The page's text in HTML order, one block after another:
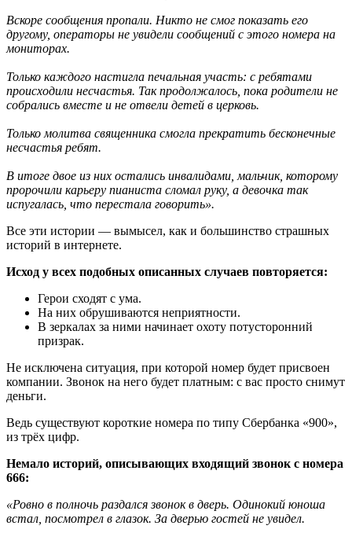
Вскоре сообщения пропали. Никто не смог показать его
другому, операторы не увидели сообщений с этого номера на
мониторах.
Только каждого настигла печальная участь: с ребятами
происходили несчастья. Так продолжалось, пока родители не
собрались вместе и не отвели детей в церковь.
Только молитва священника смогла прекратить бесконечные
несчастья ребят.
В итоге двое из них остались инвалидами, мальчик, которому
пророчили карьеру пианиста сломал руку, а девочка так
испугалась, что перестала говорить».
Все эти истории — вымысел, как и большинство страшных
историй в интернете.
Исход у всех подобных описанных случаев повторяется:
Герои сходят с ума.
На них обрушиваются неприятности.
В зеркалах за ними начинает охоту потусторонний
призрак.
Не исключена ситуация, при которой номер будет присвоен
компании. Звонок на него будет платным: с вас просто снимут
деньги.
Ведь существуют короткие номера по типу Сбербанка «900»,
из трёх цифр.
Немало историй, описывающих входящий звонок с номера
666:
«Ровно в полночь раздался звонок в дверь. Одинокий юноша
встал, посмотрел в глазок. За дверью гостей не увидел.